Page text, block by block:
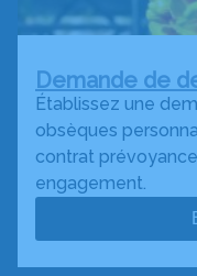
Demande de
Établissez une
obsèques
contrat
engagement.